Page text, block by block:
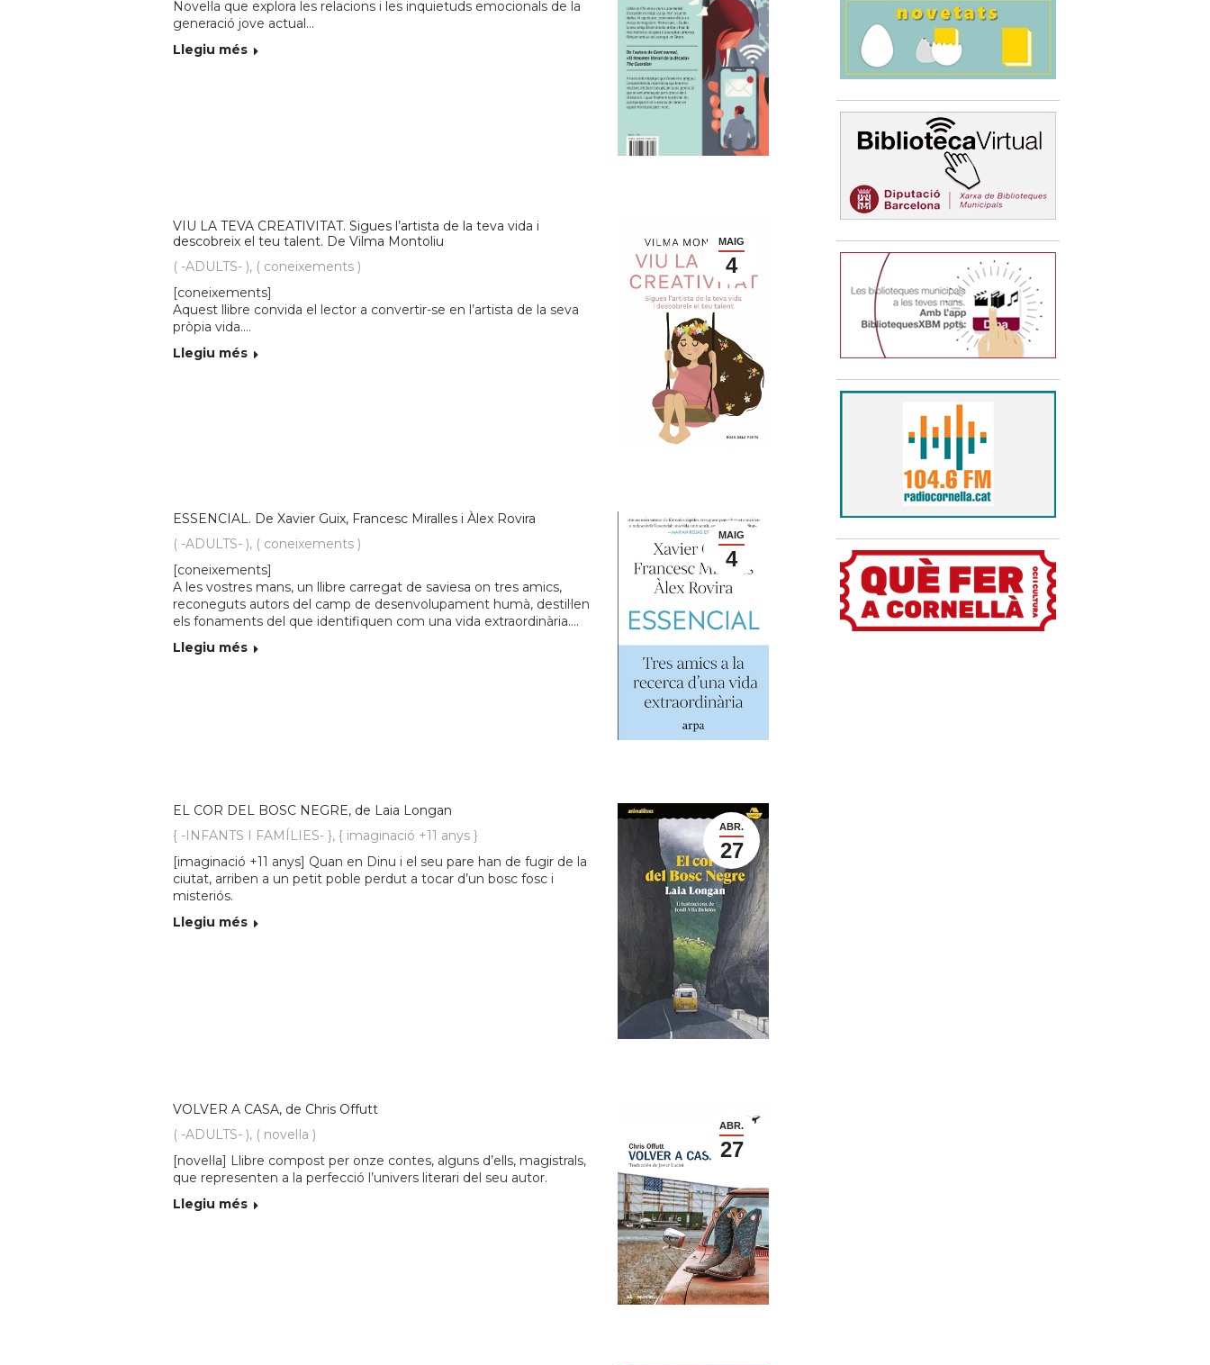
Novel·la que explora les relacions i les inquietuds emocionals de la
generació jove actual…
Llegiu més
VIU LA TEVA CREATIVITAT. Sigues l’artista de la teva vida i
descobreix el teu talent. De Vilma Montoliu
( -ADULTS- ), ( coneixements )
[coneixements]
Aquest llibre convida el lector a convertir-se en l’artista de la seva
pròpia vida….
Llegiu més
MAIG
4
ESSENCIAL. De Xavier Guix, Francesc Miralles i Àlex Rovira
( -ADULTS- ), ( coneixements )
[coneixements]
A les vostres mans, un llibre carregat de saviesa on tres amics,
reconeguts autors del camp de desenvolupament humà, destil·len
els fonaments del que identifiquen com una vida extraordinària….
Llegiu més
MAIG
4
EL COR DEL BOSC NEGRE, de Laia Longan
{ -INFANTS I FAMÍLIES- }, { imaginació +11 anys }
[imaginació +11 anys] Quan en Dinu i el seu pare han de fugir de la
ciutat, arriben a un petit poble perdut a tocar d’un bosc fosc i
misteriós.
Llegiu més
ABR.
27
VOLVER A CASA, de Chris Offutt
( -ADULTS- ), ( novel·la )
[novel·la] Llibre compost per onze contes, alguns d’ells, magistrals,
que representen a la perfecció l’univers literari del seu autor.
Llegiu més
ABR.
27